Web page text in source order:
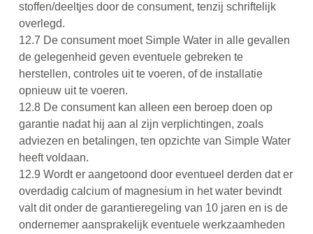
stoffen/deeltjes door de consument, tenzij schriftelijk
overlegd.
12.7 De consument moet Simple Water in alle gevallen
de gelegenheid geven eventuele gebreken te
herstellen, controles uit te voeren, of de installatie
opnieuw uit te voeren.
12.8 De consument kan alleen een beroep doen op
garantie nadat hij aan al zijn verplichtingen, zoals
adviezen en betalingen, ten opzichte van Simple Water
heeft voldaan.
12.9 Wordt er aangetoond door eventueel derden dat er
overdadig calcium of magnesium in het water bevindt
valt dit onder de garantieregeling van 10 jaren en is de
ondernemer aansprakelijk eventuele werkzaamheden